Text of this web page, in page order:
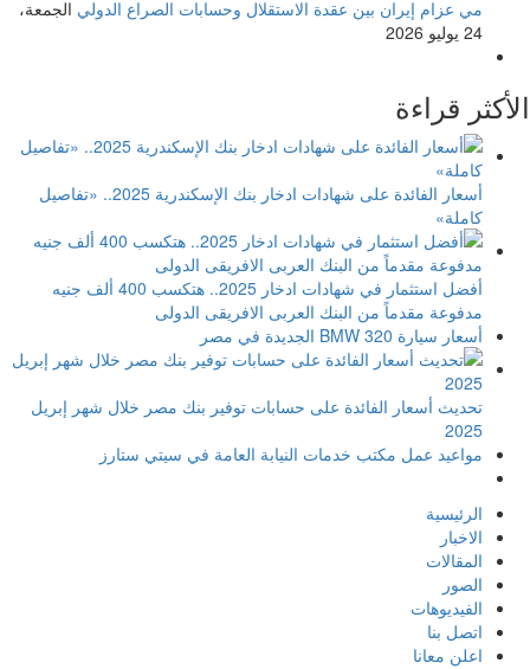
مي عزام إيران بين عقدة الاستقلال وحسابات الصراع الدولي الجمعة،
24 يوليو 2026
الأكثر قراءة
أسعار الفائدة على شهادات ادخار بنك الإسكندرية 2025.. «تفاصيل
كاملة»
أفضل استثمار في شهادات ادخار 2025.. هتكسب 400 ألف جنيه
مدفوعة مقدماً من البنك العربى الافريقى الدولى
أسعار سيارة BMW 320 الجديدة في مصر
تحديث أسعار الفائدة على حسابات توفير بنك مصر خلال شهر إبريل
2025
مواعيد عمل مكتب خدمات النيابة العامة في سيتي ستارز
الرئيسية
الاخبار
المقالات
الصور
الفيديوهات
اتصل بنا
اعلن معانا